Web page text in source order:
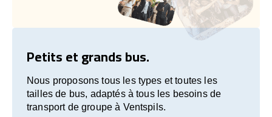
Petits et grands bus.
Nous proposons tous les types et toutes les
tailles de bus, adaptés à tous les besoins de
transport de groupe à Ventspils.